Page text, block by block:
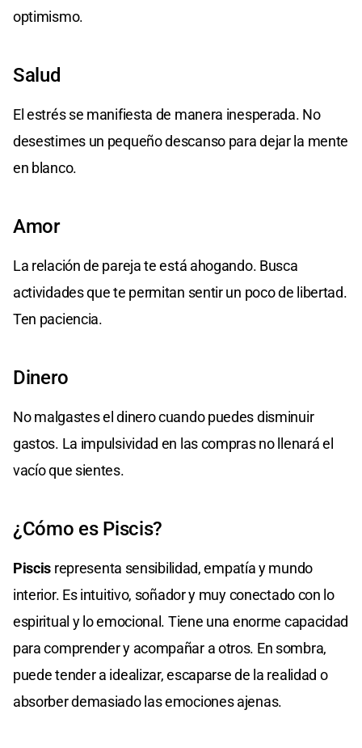
optimismo.
Salud
El estrés se manifiesta de manera inesperada. No
desestimes un pequeño descanso para dejar la mente
en blanco.
Amor
La relación de pareja te está ahogando. Busca
actividades que te permitan sentir un poco de libertad.
Ten paciencia.
Dinero
No malgastes el dinero cuando puedes disminuir
gastos. La impulsividad en las compras no llenará el
vacío que sientes.
¿Cómo es Piscis?
Piscis representa sensibilidad, empatía y mundo
interior. Es intuitivo, soñador y muy conectado con lo
espiritual y lo emocional. Tiene una enorme capacidad
para comprender y acompañar a otros. En sombra,
puede tender a idealizar, escaparse de la realidad o
absorber demasiado las emociones ajenas.